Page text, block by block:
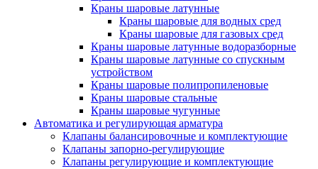
Краны шаровые латунные
Краны шаровые для водных сред
Краны шаровые для газовых сред
Краны шаровые латунные водоразборные
Краны шаровые латунные со спускным
устройством
Краны шаровые полипропиленовые
Краны шаровые стальные
Краны шаровые чугунные
Автоматика и регулирующая арматура
Клапаны балансировочные и комплектующие
Клапаны запорно-регулирующие
Клапаны регулирующие и комплектующие